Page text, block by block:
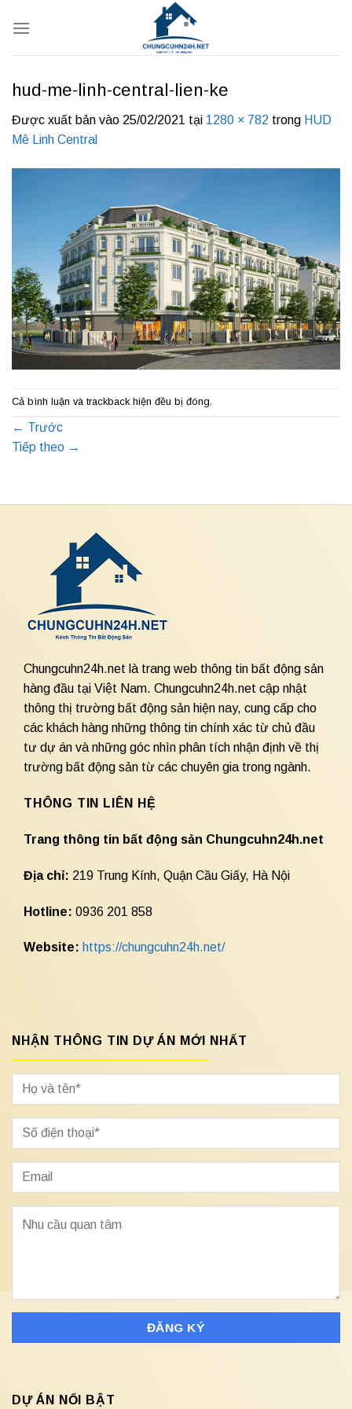
qua
hud-me-linh-central-lien-ke
Được xuất bản vào 25/02/2021 tại 1280 × 782 trong HUD
Mê Linh Central
Cả bình luận và trackback hiện đều bị đóng.
← Trước
Tiếp theo →
Chungcuhn24h.net là trang web thông tin bất động sản
hàng đầu tại Việt Nam. Chungcuhn24h.net cập nhật
thông thị trường bất động sản hiện nay, cung cấp cho
các khách hàng những thông tin chính xác từ chủ đầu
tư dự án và những góc nhìn phân tích nhận định về thị
trường bất động sản từ các chuyên gia trong ngành.
THÔNG TIN LIÊN HỆ
Trang thông tin bất động sản Chungcuhn24h.net
Địa chỉ: 219 Trung Kính, Quận Cầu Giấy, Hà Nội
Hotline: 0936 201 858
Website: https://chungcuhn24h.net/
NHẬN THÔNG TIN DỰ ÁN MỚI NHẤT
DỰ ÁN NỔI BẬT